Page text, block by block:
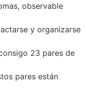
observable
y organizarse
23 pares de
pares están